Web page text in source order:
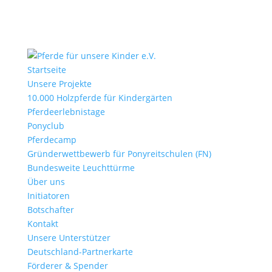
Startseite
Unsere Projekte
10.000 Holzpferde für Kindergärten
Pferdeerlebnistage
Ponyclub
Pferdecamp
Gründerwettbewerb für Ponyreitschulen (FN)
Bundesweite Leuchttürme
Über uns
Initiatoren
Botschafter
Kontakt
Unsere Unterstützer
Deutschland-Partnerkarte
Förderer & Spender